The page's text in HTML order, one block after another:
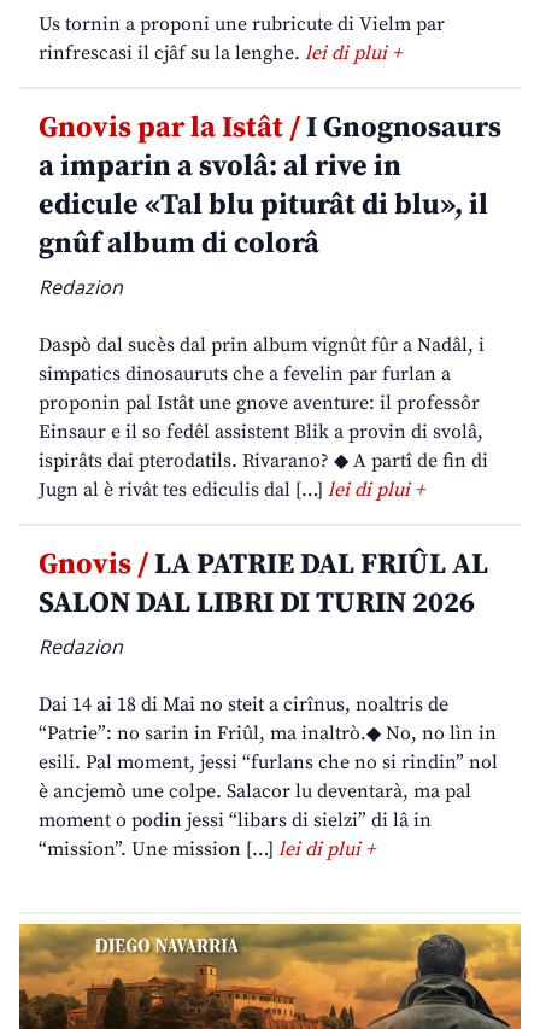
Us tornin a proponi une rubricute di Vielm par
rinfrescasi il cjâf su la lenghe. lei di plui +
Gnovis par la Istât /I Gnognosaurs
a imparin a svolâ: al rive in
edicule «Tal blu piturât di blu», il
gnûf album di colorâ
Redazion
Daspò dal sucès dal prin album vignût fûr a Nadâl, i
simpatics dinosauruts che a fevelin par furlan a
proponin pal Istât une gnove aventure: il professôr
Einsaur e il so fedêl assistent Blik a provin di svolâ,
ispirâts dai pterodatils. Rivarano? ◆ A partî de fin di
Jugn al è rivât tes ediculis dal […] lei di plui +
Gnovis /LA PATRIE DAL FRIÛL AL
SALON DAL LIBRI DI TURIN 2026
Redazion
Dai 14 ai 18 di Mai no steit a cirînus, noaltris de
“Patrie”: no sarin in Friûl, ma inaltrò.◆ No, no lìn in
esili. Pal moment, jessi “furlans che no si rindin” nol
è ancjemò une colpe. Salacor lu deventarà, ma pal
moment o podin jessi “libars di sielzi” di lâ in
“mission”. Une mission […] lei di plui +